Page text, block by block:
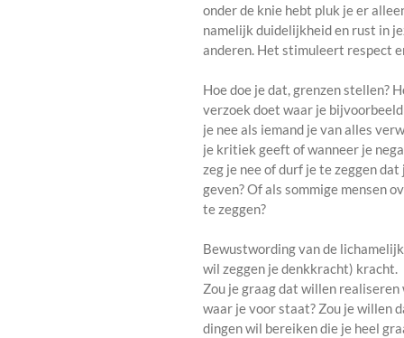
onder de knie hebt pluk je er
namelijk duidelijkheid en rust in
anderen. Het stimuleert respect
Hoe doe je dat, grenzen stellen?
verzoek doet waar je
je nee als iemand je van alles
je kritiek geeft of wanneer je
zeg je nee of durf je te zeggen
geven? Of als sommige mensen
te zeggen?
Bewustwording van de
wil zeggen je denkkracht) kracht.
Zou je graag dat willen
waar je voor staat? Zou je willen
dingen wil bereiken die je heel